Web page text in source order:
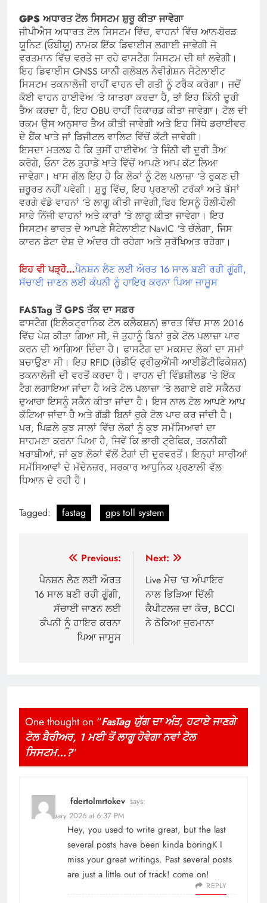
GPS ਅਧਾਰਤ ਟੋਲ ਸਿਸਟਮ ਸ਼ੁਰੂ ਕੀਤਾ ਜਾਵੇਗਾ
ਜੀਪੀਐਸ ਅਧਾਰਤ ਟੋਲ ਸਿਸਟਮ ਵਿੱਚ, ਵਾਹਨਾਂ ਵਿੱਚ ਆਨ-ਬੋਰਡ
ਯੂਨਿਟ (ਓਬੀਯੂ) ਨਾਮਕ ਇੱਕ ਡਿਵਾਈਸ ਲਗਾਈ ਜਾਵੇਗੀ ਜੋ
ਵਰਤਮਾਨ ਵਿੱਚ ਵਰਤੇ ਜਾ ਰਹੇ ਫਾਸਟੈਗ ਸਿਸਟਮ ਦੀ ਥਾਂ ਲਵੇਗੀ।
ਇਹ ਡਿਵਾਈਸ GNSS ਯਾਨੀ ਗਲੋਬਲ ਨੈਵੀਗੇਸ਼ਨ ਸੈਟੇਲਾਈਟ
ਸਿਸਟਮ ਤਕਨਾਲੋਜੀ ਰਾਹੀਂ ਵਾਹਨ ਦੀ ਗਤੀ ਨੂੰ ਟਰੈਕ ਕਰੇਗਾ। ਜਦੋਂ
ਕੋਈ ਵਾਹਨ ਹਾਈਵੇਅ ‘ਤੇ ਯਾਤਰਾ ਕਰਦਾ ਹੈ, ਤਾਂ ਇਹ ਕਿੰਨੀ ਦੂਰੀ
ਤੈਅ ਕਰਦਾ ਹੈ, ਇਹ OBU ਰਾਹੀਂ ਰਿਕਾਰਡ ਕੀਤਾ ਜਾਵੇਗਾ। ਟੋਲ ਦੀ
ਰਕਮ ਉਸ ਅਨੁਸਾਰ ਤੈਅ ਕੀਤੀ ਜਾਵੇਗੀ ਅਤੇ ਇਹ ਸਿੱਧੇ ਡਰਾਈਵਰ
ਦੇ ਬੈਂਕ ਖਾਤੇ ਜਾਂ ਡਿਜੀਟਲ ਵਾਲਿਟ ਵਿੱਚੋਂ ਕੱਟੀ ਜਾਵੇਗੀ।
ਇਸਦਾ ਮਤਲਬ ਹੈ ਕਿ ਤੁਸੀਂ ਹਾਈਵੇਅ ‘ਤੇ ਜਿੰਨੀ ਵੀ ਦੂਰੀ ਤੈਅ
ਕਰੋਗੇ, ਓਨਾ ਟੋਲ ਤੁਹਾਡੇ ਖਾਤੇ ਵਿੱਚੋਂ ਆਪਣੇ ਆਪ ਕੱਟ ਲਿਆ
ਜਾਵੇਗਾ। ਖਾਸ ਗੱਲ ਇਹ ਹੈ ਕਿ ਲੋਕਾਂ ਨੂੰ ਟੋਲ ਪਲਾਜ਼ਾ ‘ਤੇ ਰੁਕਣ ਦੀ
ਜ਼ਰੂਰਤ ਨਹੀਂ ਪਵੇਗੀ। ਸ਼ੁਰੂ ਵਿੱਚ, ਇਹ ਪ੍ਰਣਾਲੀ ਟਰੱਕਾਂ ਅਤੇ ਬੱਸਾਂ
ਵਰਗੇ ਵੱਡੇ ਵਾਹਨਾਂ ‘ਤੇ ਲਾਗੂ ਕੀਤੀ ਜਾਵੇਗੀ,ਫਿਰ ਇਸਨੂੰ ਹੌਲੀ-ਹੌਲੀ
ਸਾਰੇ ਨਿੱਜੀ ਵਾਹਨਾਂ ਅਤੇ ਕਾਰਾਂ ‘ਤੇ ਲਾਗੂ ਕੀਤਾ ਜਾਵੇਗਾ। ਇਹ
ਸਿਸਟਮ ਭਾਰਤ ਦੇ ਆਪਣੇ ਸੈਟੇਲਾਈਟ NavIC ‘ਤੇ ਚੱਲੇਗਾ, ਜਿਸ
ਕਾਰਨ ਡੇਟਾ ਦੇਸ਼ ਦੇ ਅੰਦਰ ਹੀ ਰਹੇਗਾ ਅਤੇ ਸੁਰੱਖਿਅਤ ਰਹੇਗਾ।
ਇਹ ਵੀ ਪੜ੍ਹੋ…ਪੈਨਸ਼ਨ ਲੈਣ ਲਈ ਔਰਤ 16 ਸਾਲ ਬਣੀ ਰਹੀ ਗੂੰਗੀ,
ਸੱਚਾਈ ਜਾਣਨ ਲਈ ਕੰਪਨੀ ਨੂੰ ਹਾਇਰ ਕਰਨਾ ਪਿਆ ਜਾਸੂਸ
FASTag ਤੋਂ GPS ਤੱਕ ਦਾ ਸਫ਼ਰ
ਫਾਸਟੈਗ (ਇਲੈਕਟ੍ਰਾਨਿਕ ਟੋਲ ਕਲੈਕਸ਼ਨ) ਭਾਰਤ ਵਿੱਚ ਸਾਲ 2016
ਵਿੱਚ ਪੇਸ਼ ਕੀਤਾ ਗਿਆ ਸੀ, ਜੋ ਤੁਹਾਨੂੰ ਬਿਨਾਂ ਰੁਕੇ ਟੋਲ ਪਲਾਜ਼ਾ ਪਾਰ
ਕਰਨ ਦੀ ਆਗਿਆ ਦਿੰਦਾ ਹੈ। ਫਾਸਟੈਗ ਦਾ ਮਕਸਦ ਲੋਕਾਂ ਦਾ ਸਮਾਂ
ਬਚਾਉਣਾ ਸੀ। ਇਹ RFID (ਰੇਡੀਓ ਫ੍ਰੀਕੁਐਂਸੀ ਆਈਡੈਂਟੀਫਿਕੇਸ਼ਨ)
ਤਕਨਾਲੋਜੀ ਦੀ ਵਰਤੋਂ ਕਰਦਾ ਹੈ। ਵਾਹਨ ਦੀ ਵਿੰਡਸ਼ੀਲਡ ‘ਤੇ ਇੱਕ
ਟੈਗ ਲਗਾਇਆ ਜਾਂਦਾ ਹੈ ਅਤੇ ਟੋਲ ਪਲਾਜ਼ਾ ‘ਤੇ ਲਗਾਏ ਗਏ ਸਕੈਨਰ
ਦੁਆਰਾ ਇਸਨੂੰ ਸਕੈਨ ਕੀਤਾ ਜਾਂਦਾ ਹੈ। ਇਸ ਨਾਲ ਟੋਲ ਆਪਣੇ ਆਪ
ਕੱਟਿਆ ਜਾਂਦਾ ਹੈ ਅਤੇ ਗੱਡੀ ਬਿਨਾਂ ਰੁਕੇ ਟੋਲ ਪਾਰ ਕਰ ਜਾਂਦੀ ਹੈ।
ਪਰ, ਪਿਛਲੇ ਕੁਝ ਸਾਲਾਂ ਵਿੱਚ ਲੋਕਾਂ ਨੂੰ ਕੁਝ ਸਮੱਸਿਆਵਾਂ ਦਾ
ਸਾਹਮਣਾ ਕਰਨਾ ਪਿਆ ਹੈ, ਜਿਵੇਂ ਕਿ ਭਾਰੀ ਟ੍ਰੈਫਿਕ, ਤਕਨੀਕੀ
ਖਰਾਬੀਆਂ, ਜਾਂ ਕੁਝ ਲੋਕਾਂ ਵੱਲੋਂ ਟੈਗਾਂ ਦੀ ਦੁਰਵਰਤੋਂ। ਇਨ੍ਹਾਂ ਸਾਰੀਆਂ
ਸਮੱਸਿਆਵਾਂ ਦੇ ਮੱਦੇਨਜ਼ਰ, ਸਰਕਾਰ ਆਧੁਨਿਕ ਪ੍ਰਣਾਲੀ ਵੱਲ
ਧਿਆਨ ਦੇ ਰਹੀ ਹੈ।
Tagged: fastag gps toll system
navigation
Previous:
ਪੈਨਸ਼ਨ ਲੈਣ ਲਈ ਔਰਤ
16 ਸਾਲ ਬਣੀ ਰਹੀ ਗੂੰਗੀ,
ਸੱਚਾਈ ਜਾਣਨ ਲਈ
ਕੰਪਨੀ ਨੂੰ ਹਾਇਰ ਕਰਨਾ
ਪਿਆ ਜਾਸੂਸ
Next:
Live ਮੈਚ ‘ਚ ਅੰਪਾਇਰ
ਨਾਲ ਭਿੜਿਆ ਦਿੱਲੀ
ਕੈਪੀਟਲਜ਼ ਦਾ ਕੋਚ, BCCI
ਨੇ ਠੋਕਿਆ ਜੁਰਮਾਨਾ
One thought on “FasTag ਯੁੱਗ ਦਾ ਅੰਤ, ਹਟਾਏ ਜਾਣਗੇ
ਟੋਲ ਬੈਰੀਅਰ, 1 ਮਈ ਤੋਂ ਲਾਗੂ ਹੋਵੇਗਾ ਨਵਾਂ ਟੋਲ
ਸਿਸਟਮ…?”
fdertolmrtokev says:
9 February 2026 at 6:37 PM
Hey, you used to write great, but the last
several posts have been kinda boringK I
miss your great writings. Past several posts
are just a little out of track! come on!
REPLY